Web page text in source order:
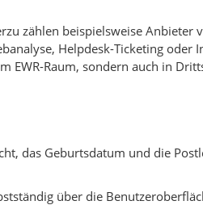
zählen beispielsweise Anbieter
Helpdesk-Ticketing oder
EWR-Raum, sondern auch in
das Geburtsdatum und die
über die